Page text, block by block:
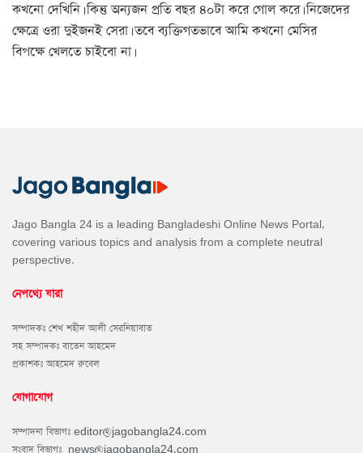
কখনো দেখিনি। কিন্তু অন্যজন প্রতি বছর ৪০টা করে গোল করে। নিজেদের
ক্ষেত্রে ওরা দুইজনই সেরা। তবে ব্যক্তিগতভাবে আমি কখনো মেসির
বিপক্ষে খেলতে চাইবো না।
Jago Bangla 24 is a leading Bangladeshi Online News Portal,
covering various topics and analysis from a complete neutral
perspective.
নেপথ্যে যারা
সম্পাদকঃ শেখ শহীদ আলী সেরনিয়াবাত
সহ সম্পাদকঃ বাতেন আহমেদ
প্রকাশকঃ আহমেদ রুবেল
যোগাযোগ
সম্পাদনা বিভাগঃ editor@jagobangla24.com
সংবাদ বিভাগঃ news@jagobangla24.com